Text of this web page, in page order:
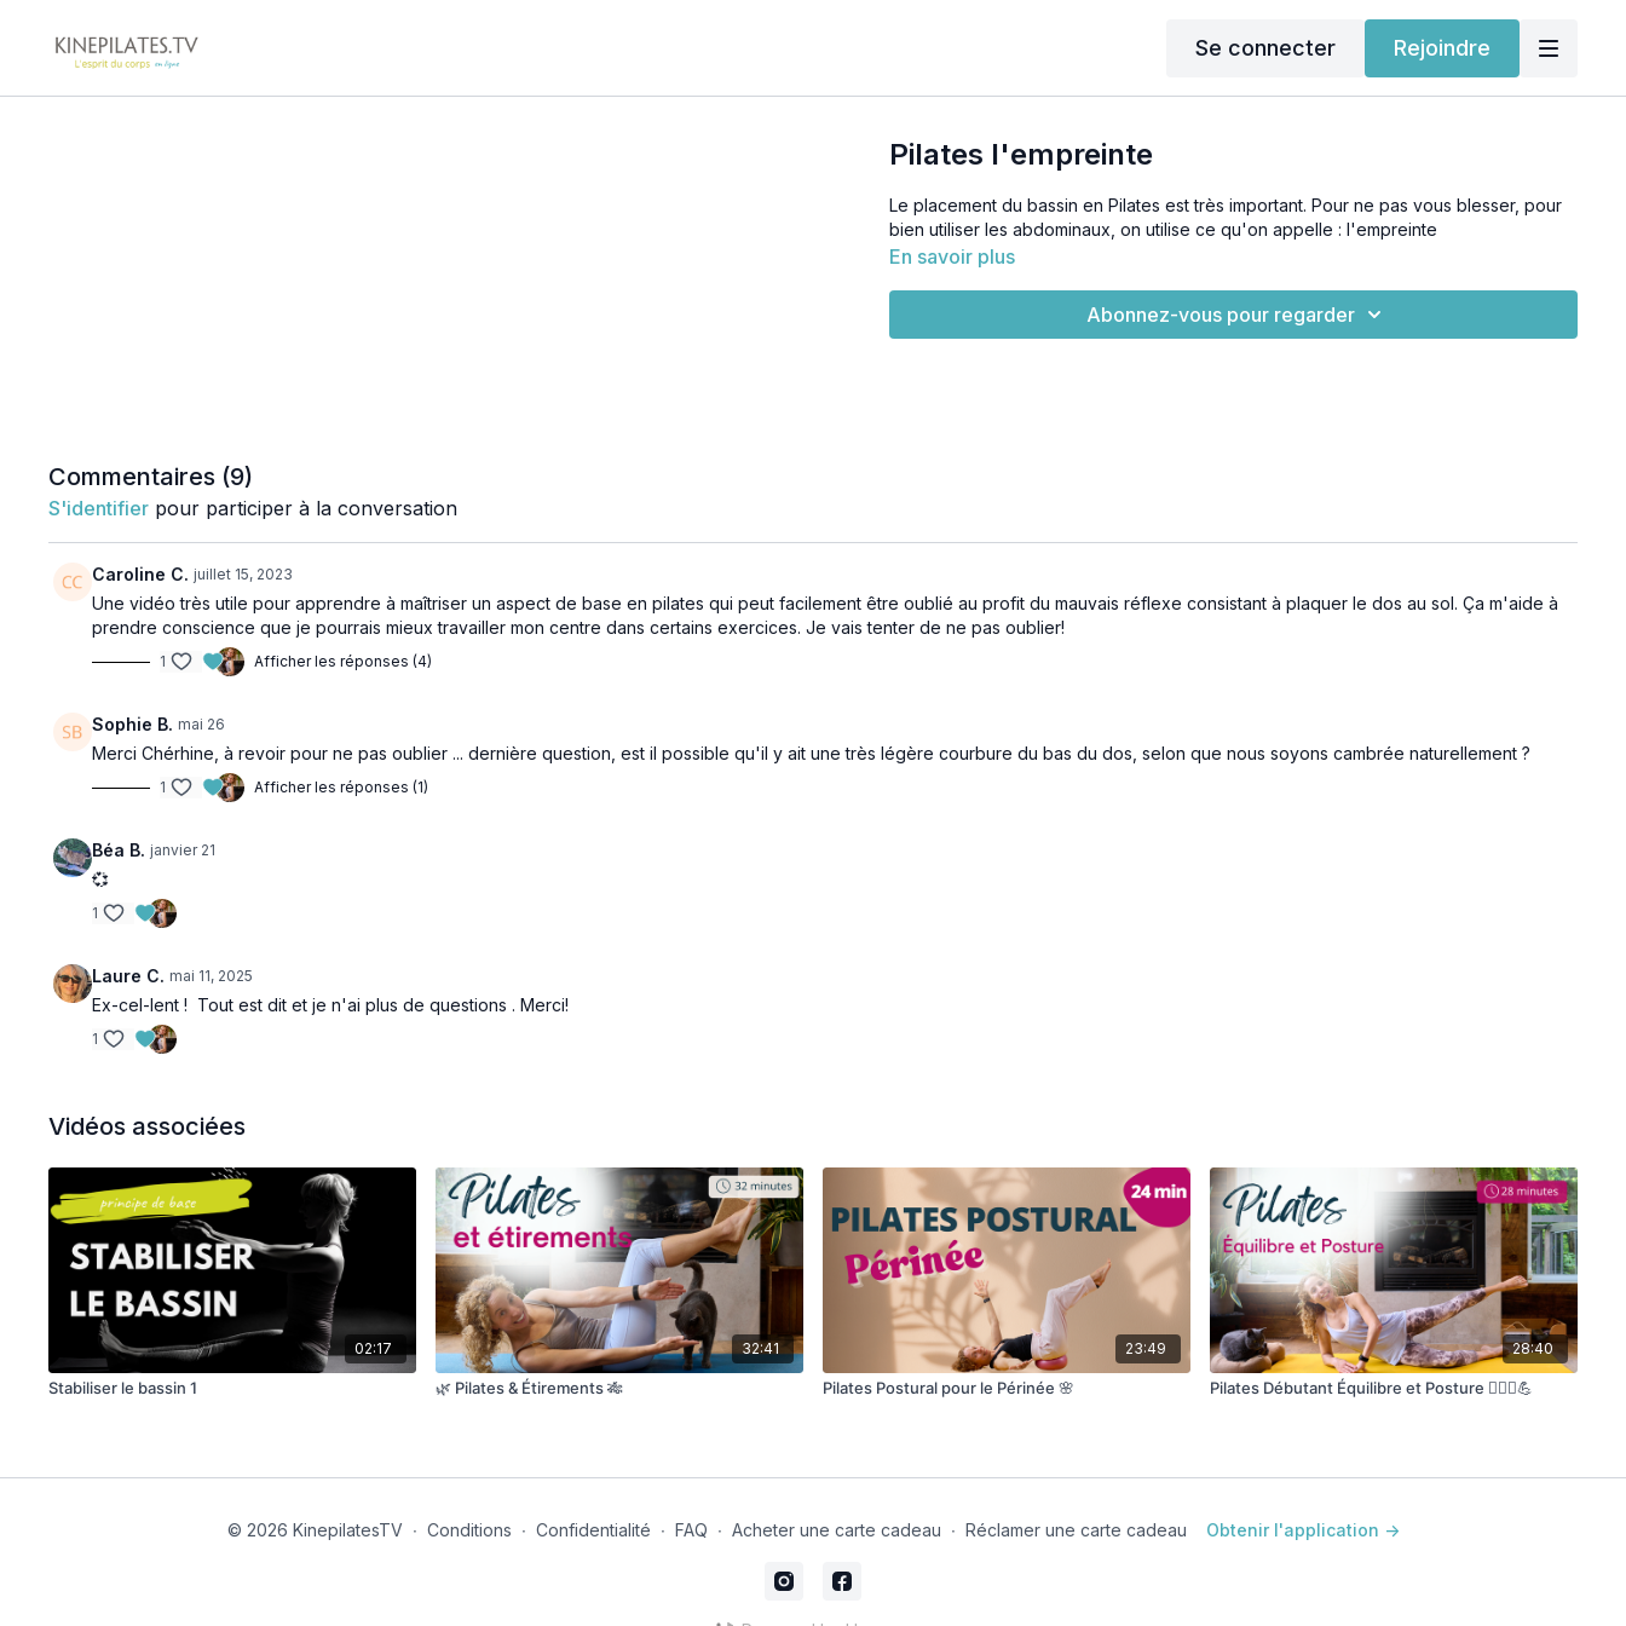
Se connecter Rejoindre
Pilates l'empreinte
Le placement du bassin en Pilates est très important. Pour ne pas vous blesser, pour
bien utiliser les abdominaux, on utilise ce qu'on appelle : l'empreinte
En savoir plus
Abonnez-vous pour regarder
Commentaires (9)
S'identifier pour participer à la conversation
Caroline C. juillet 15, 2023
Une vidéo très utile pour apprendre à maîtriser un aspect de base en pilates qui peut facilement être oublié au profit du mauvais réflexe consistant à plaquer le dos au sol. Ça m'aide à
prendre conscience que je pourrais mieux travailler mon centre dans certains exercices. Je vais tenter de ne pas oublier!
1 Afficher les réponses (4)
Sophie B. mai 26
Merci Chérhine, à revoir pour ne pas oublier ... dernière question, est il possible qu'il y ait une très légère courbure du bas du dos, selon que nous soyons cambrée naturellement ?
1 Afficher les réponses (1)
Béa B. janvier 21
💞
1
Laure C. mai 11, 2025
Ex-cel-lent ! Tout est dit et je n'ai plus de questions . Merci!
1
Vidéos associées
02:17
Stabiliser le bassin 1
32:41
🌿 Pilates & Étirements 🎋
23:49
Pilates Postural pour le Périnée 🌸
28:40
Pilates Débutant Équilibre et Posture 🧘🏽‍♀️💪
© 2026 KinepilatesTV ∙ Conditions ∙ Confidentialité ∙ FAQ ∙ Acheter une carte cadeau ∙ Réclamer une carte cadeau Obtenir l'application ->